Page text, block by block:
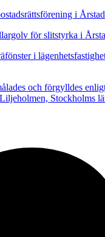
i
för slitstyrka i
i
och förgylldes
Stockholms